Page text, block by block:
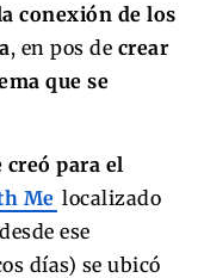
conexión de los
, en pos de crear
que se
creó para el
Me localizado
ese
días) se ubicó